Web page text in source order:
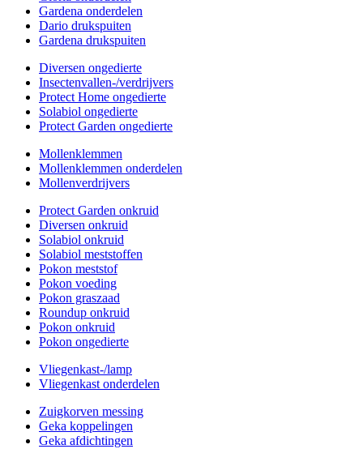
Gardena onderdelen
Dario drukspuiten
Gardena drukspuiten
Diversen ongedierte
Insectenvallen-/verdrijvers
Protect Home ongedierte
Solabiol ongedierte
Protect Garden ongedierte
Mollenklemmen
Mollenklemmen onderdelen
Mollenverdrijvers
Protect Garden onkruid
Diversen onkruid
Solabiol onkruid
Solabiol meststoffen
Pokon meststof
Pokon voeding
Pokon graszaad
Roundup onkruid
Pokon onkruid
Pokon ongedierte
Vliegenkast-/lamp
Vliegenkast onderdelen
Zuigkorven messing
Geka koppelingen
Geka afdichtingen